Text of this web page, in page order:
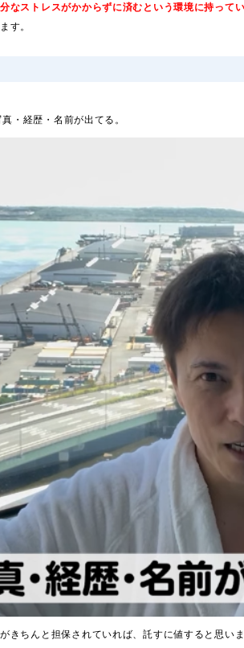
ストレスがかからずに済むという環境に持って
す。
・経歴・名前が出てる。
きちんと担保されていれば、託すに値すると思